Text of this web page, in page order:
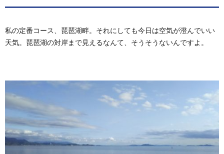
で」
ォー
キン
グし
け
「桜
の豊
公
園」
私の定番コース、琵琶湖畔。それにしても今日は空気が澄んでいい
天気。琵琶湖の対岸まで見えるなんて、そうそうないんですよ。